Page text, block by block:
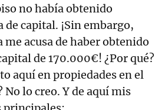
no había obtenido
capital. ¡Sin embargo,
me acusa de haber obtenido
de 170.000€! ¿Por qué?
aquí en propiedades en el
No lo creo. Y de aquí mis